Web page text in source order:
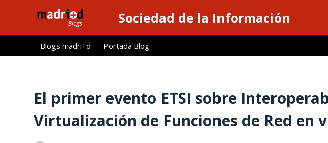
l
Sociedad de la Información
Blogs madri+d Portada Blog
El primer evento ETSI sobre
Virtualización de Funciones de Red en